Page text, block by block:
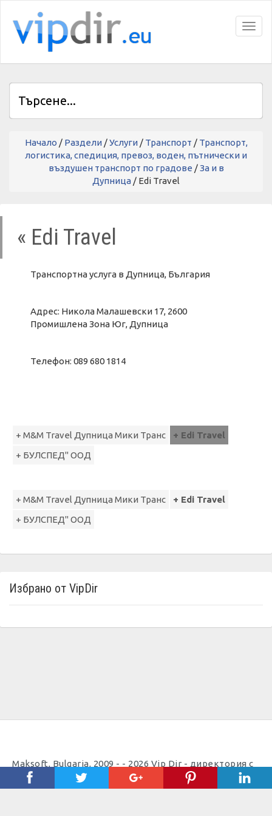
Начало / Раздели/Услуги/ Транспорт / Транспорт,
логистика, спедиция, превоз, воден, пътнически и
въздушен транспорт по градове /За и в
Дупница / Edi Travel
« Edi Travel
Транспортна услуга в Дупница, България
Адрес: Никола Малашевски 17, 2600
Промишлена Зона Юг, Дупница
Телефон: 089 680 1814
+ M&M Travel Дупница Мики Транс
+ Edi Travel
+ БУЛСПЕД" ООД
+ M&M Travel Дупница Мики Транс
+ Edi Travel
+ БУЛСПЕД" ООД
Избрано от VipDir
Maksoft, Bulgaria, 2009 - - 2026 Vip Dir - директория с
полезни телефони |